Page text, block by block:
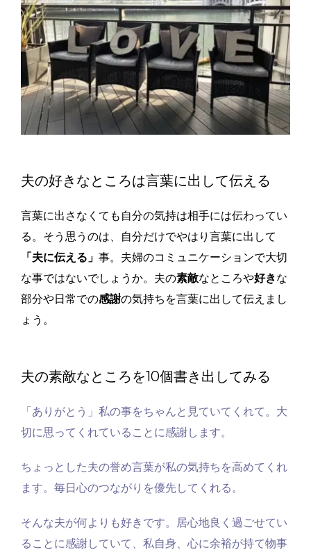
夫の好きなところは言葉に出して伝える
言葉に出さなくても自分の気持は相手には伝わってい
る。そう思うのは、自分だけでやはり言葉に出して
「夫に伝える」 事。夫婦のコミュニケーションで大切
な事ではないでしょうか。 夫の素敵なところや好きな
部分や日常での感謝の気持ちを言葉に出して伝えまし
ょう。
夫の素敵なところを10個書き出してみる
「ありがとう」私の事をちゃんと見ていてくれて。大
切に思ってくれていることに感謝します。
ちょっとした夫の誉め言葉が私の気持ちを高めてくれ
ます。毎日心のつながりを優先してくれる。
そんな夫が何よりも好きです。居心地良く過ごせてい
ることに感謝していて、私自身、心に余裕が持て物事